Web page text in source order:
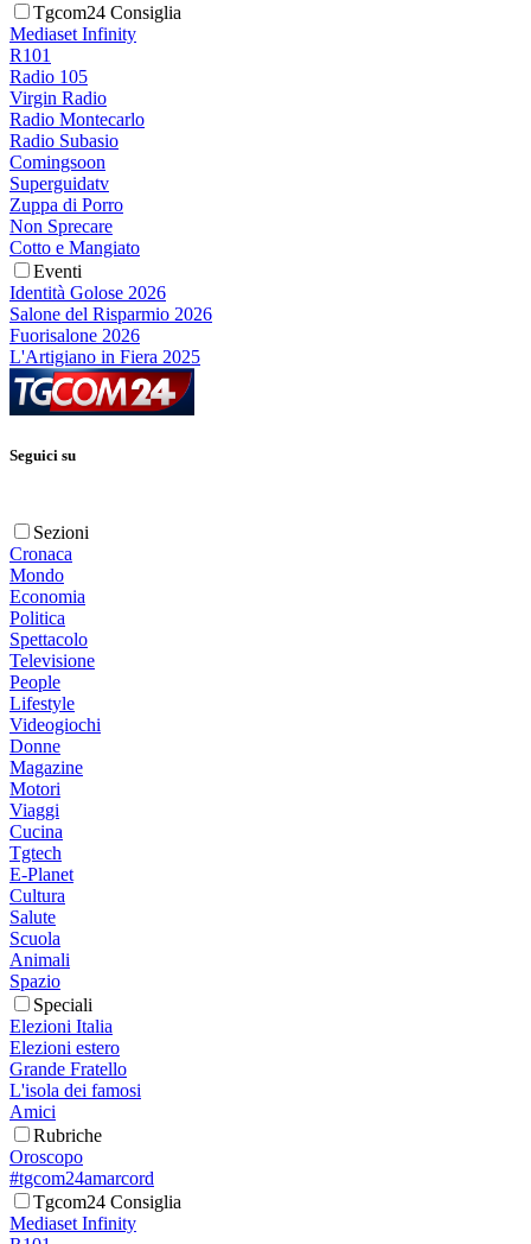
Tgcom24 Consiglia
Mediaset Infinity
R101
Radio 105
Virgin Radio
Radio Montecarlo
Radio Subasio
Comingsoon
Superguidatv
Zuppa di Porro
Non Sprecare
Cotto e Mangiato
Eventi
Identità Golose 2026
Salone del Risparmio 2026
Fuorisalone 2026
L'Artigiano in Fiera 2025
Seguici su
Sezioni
Cronaca
Mondo
Economia
Politica
Spettacolo
Televisione
People
Lifestyle
Videogiochi
Donne
Magazine
Motori
Viaggi
Cucina
Tgtech
E-Planet
Cultura
Salute
Scuola
Animali
Spazio
Speciali
Elezioni Italia
Elezioni estero
Grande Fratello
L'isola dei famosi
Amici
Rubriche
Oroscopo
#tgcom24amarcord
Tgcom24 Consiglia
Mediaset Infinity